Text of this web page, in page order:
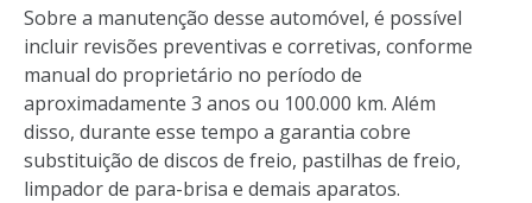
Sobre a manutenção desse automóvel, é possível
incluir revisões preventivas e corretivas, conforme
manual do proprietário no período de
aproximadamente 3 anos ou 100.000 km. Além
disso, durante esse tempo a garantia cobre
substituição de discos de freio, pastilhas de freio,
limpador de para-brisa e demais aparatos.